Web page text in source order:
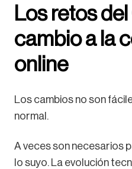
Los retos
cambio a la
online
Los cambios no son
normal.
A veces son necesarios
lo suyo. La evolución